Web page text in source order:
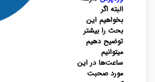
البته اگر
بخواهیم این
بحث را بیشتر
توضیح دهیم
میتوانیم
ساعت‌ها در این
مورد صحبت